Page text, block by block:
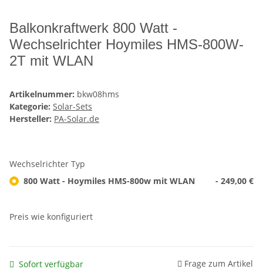
Balkonkraftwerk 800 Watt -
Wechselrichter Hoymiles HMS-800W-
2T mit WLAN
Artikelnummer: bkw08hms
Kategorie: Solar-Sets
Hersteller: PA-Solar.de
Wechselrichter Typ
800 Watt - Hoymiles HMS-800w mit WLAN
- 249,00 €
Preis wie konfiguriert
Sofort verfügbar Frage zum Artikel